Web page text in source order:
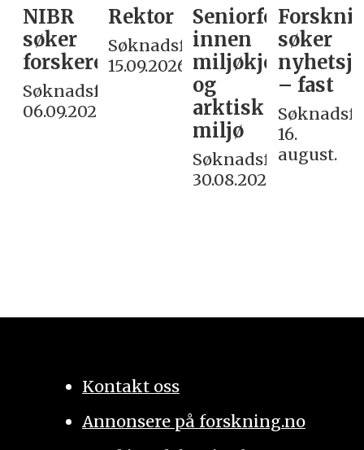
NIBR
søker
forskere
Søknadsfrist:
06.09.2026
Rektor
Søknadsfrist:
15.09.2026
Seniorforsker
innen
miljøkjemi
og
arktisk
miljø
Søknadsfrist:
30.08.2026
søker
– fast
16.
august.
Kontakt oss
Annonsere på forskning.no